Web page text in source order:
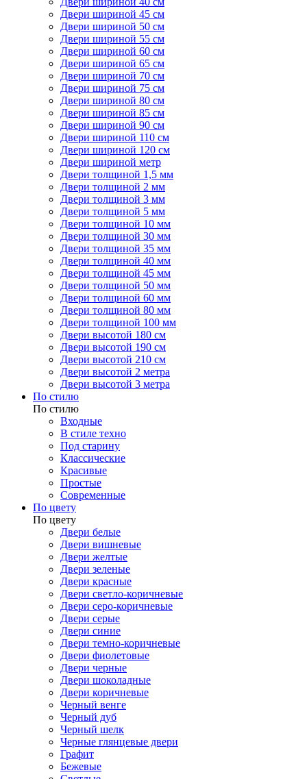
Двери шириной 45 см
Двери шириной 50 см
Двери шириной 55 см
Двери шириной 60 см
Двери шириной 65 см
Двери шириной 70 см
Двери шириной 75 см
Двери шириной 80 см
Двери шириной 85 см
Двери шириной 90 см
Двери шириной 110 см
Двери шириной 120 см
Двери шириной метр
Двери толщиной 1,5 мм
Двери толщиной 2 мм
Двери толщиной 3 мм
Двери толщиной 5 мм
Двери толщиной 10 мм
Двери толщиной 30 мм
Двери толщиной 35 мм
Двери толщиной 40 мм
Двери толщиной 45 мм
Двери толщиной 50 мм
Двери толщиной 60 мм
Двери толщиной 80 мм
Двери толщиной 100 мм
Двери высотой 180 см
Двери высотой 190 см
Двери высотой 210 см
Двери высотой 2 метра
Двери высотой 3 метра
По стилю
По стилю
Входные
В стиле техно
Под старину
Классические
Красивые
Простые
Современные
По цвету
По цвету
Двери белые
Двери вишневые
Двери желтые
Двери зеленые
Двери красные
Двери светло-коричневые
Двери серо-коричневые
Двери серые
Двери синие
Двери темно-коричневые
Двери фиолетовые
Двери черные
Двери шоколадные
Двери коричневые
Черный венге
Черный дуб
Черный шелк
Черные глянцевые двери
Графит
Бежевые